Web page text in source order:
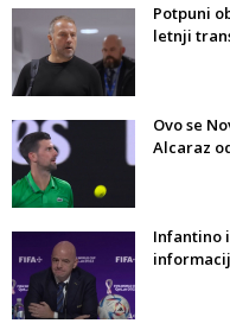
Potpuni
letnji
Ovo se
Alcaraz
Infantino